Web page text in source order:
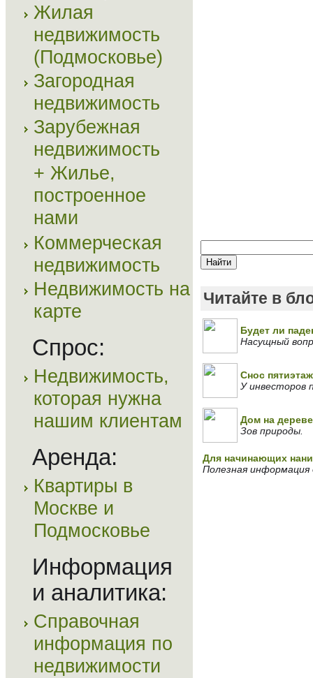
Жилая
недвижимость
(Подмосковье)
Загородная
недвижимость
Зарубежная
недвижимость
+ Жилье,
построенное
нами
Коммерческая
недвижимость
Недвижимость на
карте
Спрос:
Недвижимость,
которая нужна
нашим клиентам
Аренда:
Квартиры в
Москве и
Подмосковье
Информация
и аналитика:
Справочная
информация по
недвижимости
Читайте в
Будет ли
Насущный
Снос
У инвесторов
Дом на
Зов природы.
Для начинающих
Полезная